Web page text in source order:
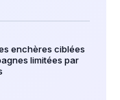
enchères ciblées
limitées par